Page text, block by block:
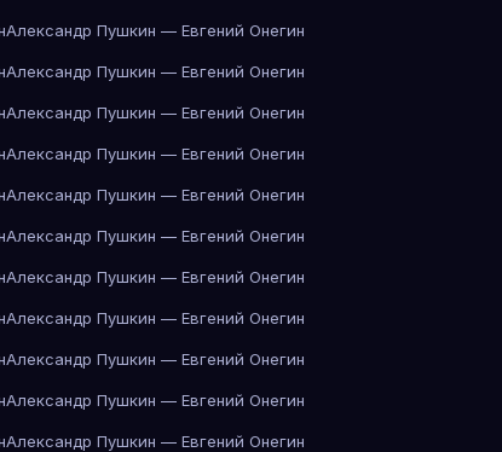
Александр Пушкин — Евгений Онегин
Александр Пушкин — Евгений Онегин
Александр Пушкин — Евгений Онегин
Александр Пушкин — Евгений Онегин
Александр Пушкин — Евгений Онегин
Александр Пушкин — Евгений Онегин
Александр Пушкин — Евгений Онегин
Александр Пушкин — Евгений Онегин
Александр Пушкин — Евгений Онегин
Александр Пушкин — Евгений Онегин
Александр Пушкин — Евгений Онегин